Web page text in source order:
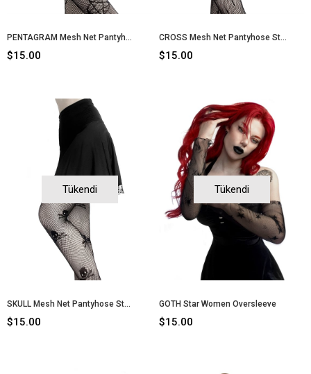
PENTAGRAM Mesh Net Pantyhose Stockings
$15.00
CROSS Mesh Net Pantyhose Stockings
$15.00
Tükendi
SKULL Mesh Net Pantyhose Stockings
$15.00
Tükendi
GOTH Star Women Oversleeve
$15.00